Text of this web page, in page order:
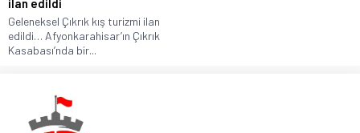
ilan edildi
Geleneksel Çıkrık kış turizmi ilan
edildi… Afyonkarahisar’ın Çıkrık
Kasabası’nda bir...